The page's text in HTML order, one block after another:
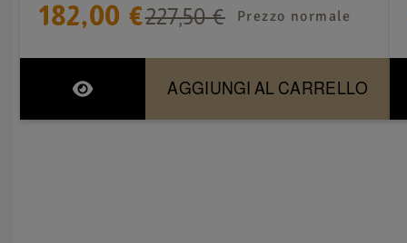
182,00 €227,50 € Prezzo normale
AGGIUNGI AL CARRELLO